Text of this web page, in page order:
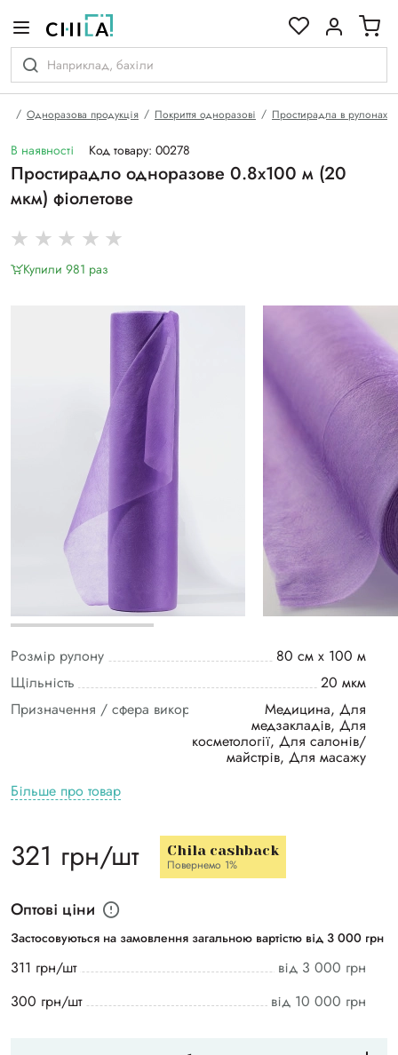
Одноразова продукція Покриття одноразові Простирадла в рулонах
В наявності Код товару: 00278
Простирадло одноразове 0.8х100 м (20
мкм) фіолетове
Купили 981 раз
Розмір рулону
80 см х 100 м
Щільність
20 мкм
Призначення / сфера використання
Медицина, Для
медзакладів, Для
косметології, Для салонів/
майстрів, Для масажу
Більше про товар
321 грн/шт Chila cashback
Повернемо 1%
Оптові ціни
Застосовуються на замовлення загальною вартістю від 3 000 грн
311 грн/шт
від 3 000 грн
300 грн/шт
від 10 000 грн
гамі